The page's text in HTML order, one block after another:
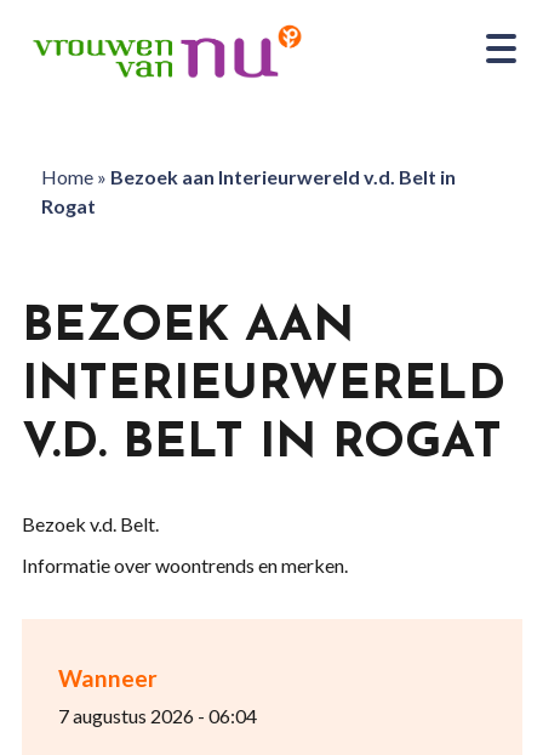
Home» Bezoek aan Interieurwereld v.d. Belt in
Rogat
Wanneer
7 augustus 2026 - 06:04
BEZOEK AAN
INTERIEURWERELD
V.D. BELT IN ROGAT
Bezoek v.d. Belt.
Informatie over woontrends en merken.